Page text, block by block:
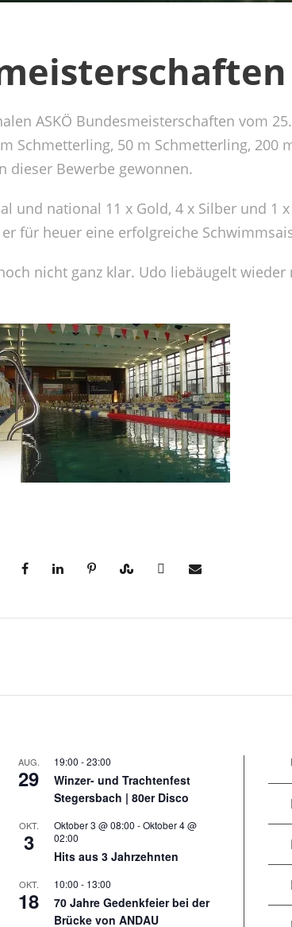
ASKÖ Bundesmeisterschaften vom
Schmetterling, 50 m Schmetterling, 200
dieser Bewerbe gewonnen.
und national 11 x Gold, 4 x Silber und 1
für heuer eine erfolgreiche
nicht ganz klar. Udo liebäugelt
AUG.
29
19:00 -23:00
Winzer- und Trachtenfest
Stegersbach | 80er Disco
OKT.
3
Oktober 3 @ 08:00 -Oktober 4 @
02:00
Hits aus 3 Jahrzehnten
OKT.
18
10:00 - 13:00
70 Jahre Gedenkfeier bei der
Brücke von ANDAU